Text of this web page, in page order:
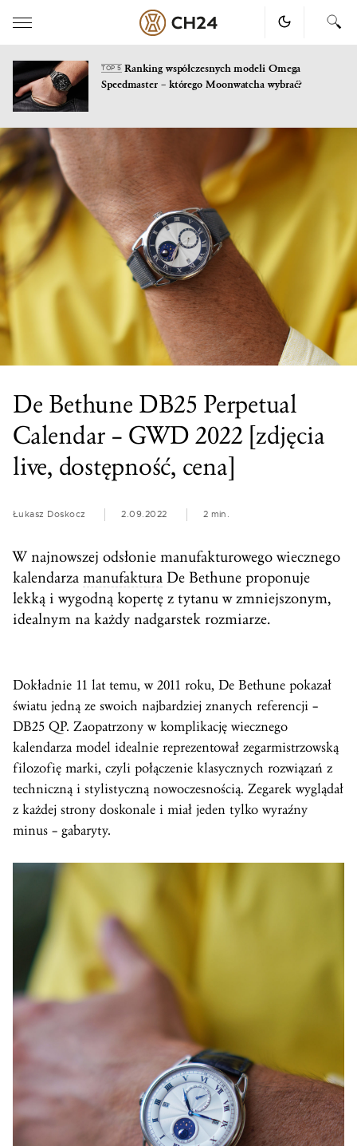
Skip
to
content
TOP 5Ranking współczesnych modeli Omega
Speedmaster – którego Moonwatcha wybrać?
De Bethune DB25 Perpetual
Calendar – GWD 2022 [zdjęcia
live, dostępność, cena]
Łukasz Doskocz 2.09.2022 2 min.
W najnowszej odsłonie manufakturowego wiecznego
kalendarza manufaktura De Bethune proponuje
lekką i wygodną kopertę z tytanu w zmniejszonym,
idealnym na każdy nadgarstek rozmiarze.
Dokładnie 11 lat temu, w 2011 roku, De Bethune pokazał
światu jedną ze swoich najbardziej znanych referencji –
DB25 QP. Zaopatrzony w komplikację wiecznego
kalendarza model idealnie reprezentował zegarmistrzowską
filozofię marki, czyli połączenie klasycznych rozwiązań z
techniczną i stylistyczną nowoczesnością. Zegarek wyglądał
z każdej strony doskonale i miał jeden tylko wyraźny
minus – gabaryty.